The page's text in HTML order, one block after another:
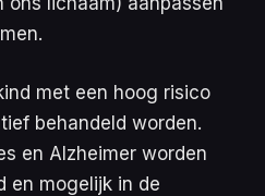
met een hoog risico
behandeld worden.
en Alzheimer worden
en mogelijk in de